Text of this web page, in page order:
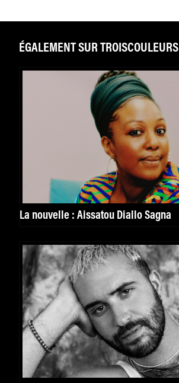
ÉGALEMENT SUR TROISCOULEURS
La nouvelle : Aissatou Diallo Sagna